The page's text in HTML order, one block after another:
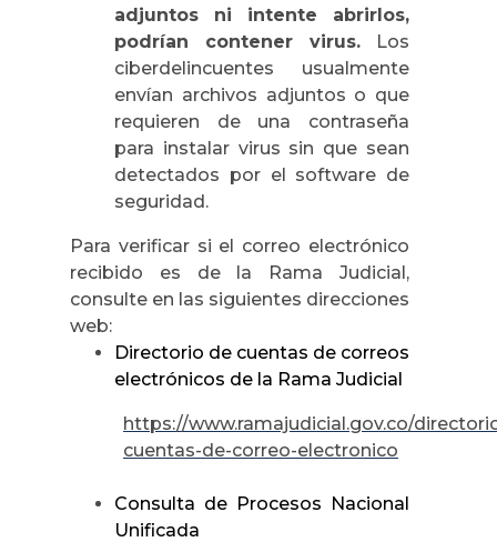
adjuntos ni intente abrirlos,
podrían contener virus. Los
ciberdelincuentes usualmente
envían archivos adjuntos o que
requieren de una contraseña
para instalar virus sin que sean
detectados por el software de
seguridad.
Para verificar si el correo electrónico
recibido es de la Rama Judicial,
consulte en las siguientes direcciones
web:
Directorio de cuentas de correos
electrónicos de la Rama Judicial
https://www.ramajudicial.gov.co/
cuentas-de-correo-electronico
Consulta de Procesos Nacional
Unificada